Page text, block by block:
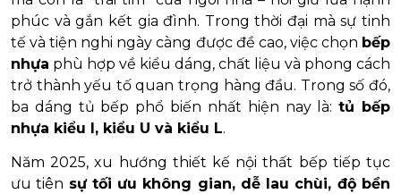
phúc và gắn kết gia đình. Trong thời đại mà sự tinh
tế và tiện nghi ngày càng được đề cao, việc chọn bếp
nhựa phù hợp về kiểu dáng, chất liệu và phong cách
trở thành yếu tố quan trọng hàng đầu. Trong số đó,
ba dáng tủ bếp phổ biến nhất hiện nay là:tủ bếp
nhựa kiểu I, kiểu U và kiểu L.
Năm 2025, xu hướng thiết kế nội thất bếp tiếp tục
ưu tiên sự tối ưu không gian, dễ lau chùi, độ bền